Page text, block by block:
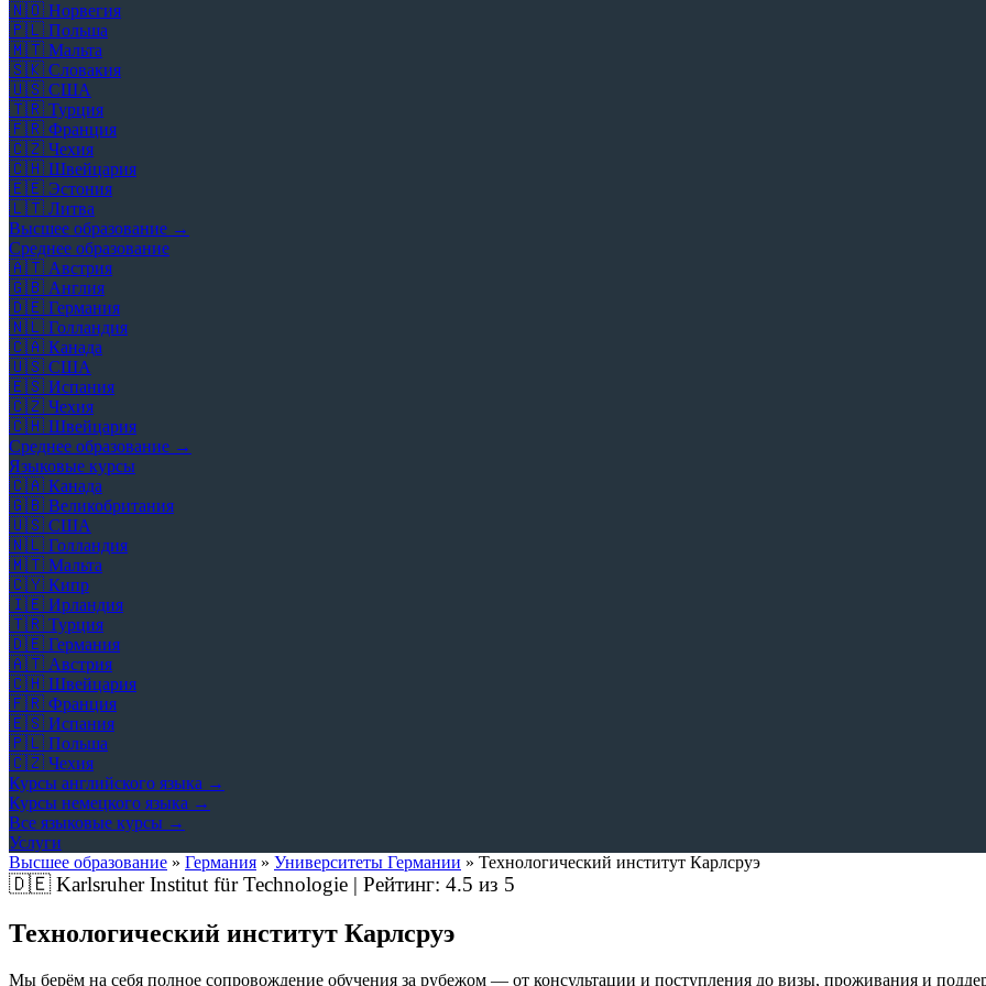
🇳🇴 Норвегия
🇵🇱 Польша
🇲🇹 Мальта
🇸🇰 Словакия
🇺🇸 США
🇹🇷 Турция
🇫🇷 Франция
🇨🇿 Чехия
🇨🇭 Швейцария
🇪🇪 Эстония
🇱🇹 Литва
Высшее образование →
Среднее образование
🇦🇹 Австрия
🇬🇧 Англия
🇩🇪 Германия
🇳🇱 Голландия
🇨🇦 Канада
🇺🇸 США
🇪🇸 Испания
🇨🇿 Чехия
🇨🇭 Швейцария
Среднее образование →
Языковые курсы
🇨🇦 Канада
🇬🇧 Великобритания
🇺🇸 США
🇳🇱 Голландия
🇲🇹 Мальта
🇨🇾 Кипр
🇮🇪 Ирландия
🇹🇷 Турция
🇩🇪 Германия
🇦🇹 Австрия
🇨🇭 Швейцария
🇫🇷 Франция
🇪🇸 Испания
🇵🇱 Польша
🇨🇿 Чехия
Курсы английского языка →
Курсы немецкого языка →
Все языковые курсы →
Услуги
Высшее образование » Германия » Университеты Германии » Технологический институт Карлсруэ
🇩🇪Karlsruher Institut für Technologie | Рейтинг: 4.5 из 5
Технологический институт Карлсруэ
Мы берём на себя полное сопровождение обучения за рубежом — от консультации и поступления до визы, проживания и